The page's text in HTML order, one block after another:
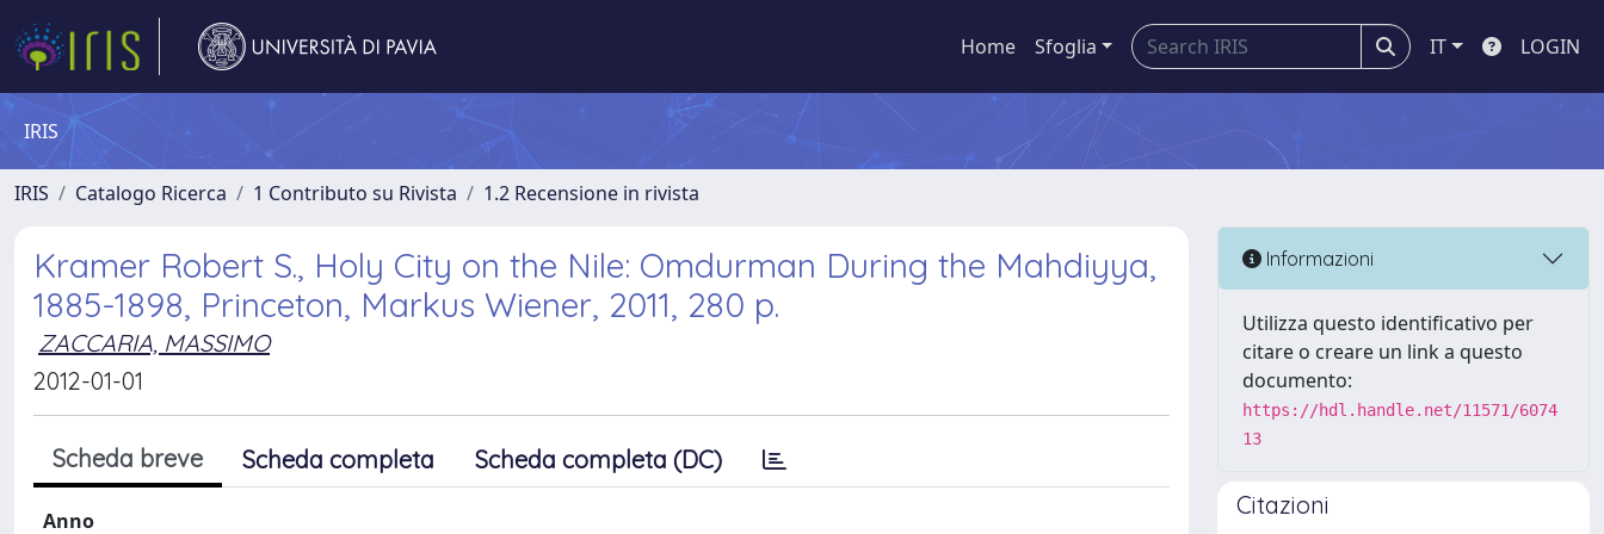
Home Sfoglia IT LOGIN
IRIS
IRIS Catalogo Ricerca 1 Contributo su Rivista 1.2 Recensione in rivista
Kramer Robert S., Holy City on the Nile: Omdurman During the Mahdiyya,
1885-1898, Princeton, Markus Wiener, 2011, 280 p.
ZACCARIA, MASSIMO
2012-01-01
Scheda breve Scheda completa Scheda completa (DC)
Anno
Informazioni
Utilizza questo identificativo per
citare o creare un link a questo
documento:
https://hdl.handle.net/11571/6074
13
Citazioni